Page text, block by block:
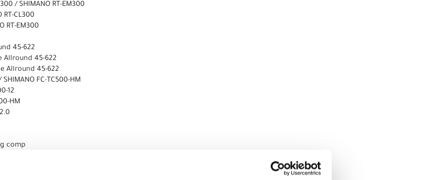
/ SHIMANO RT-EM300
RT-CL300
RT-EM300
45-622
Allround 45-622
Allround 45-622
SHIMANO FC-TC500-HM
12
HM
comp